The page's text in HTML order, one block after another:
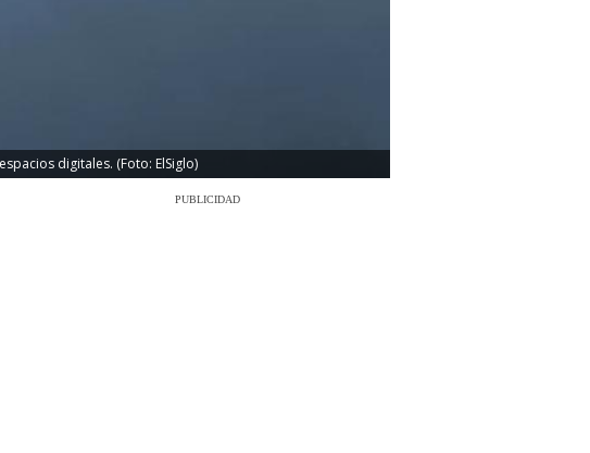
digitales. (Foto: ElSiglo)
PUBLICIDAD